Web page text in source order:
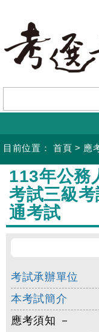
要
容
目前位置： 首頁 > 應
:::
113年公務
考試三級
通考試
考試承辦單位
本考試簡介
應考須知 －